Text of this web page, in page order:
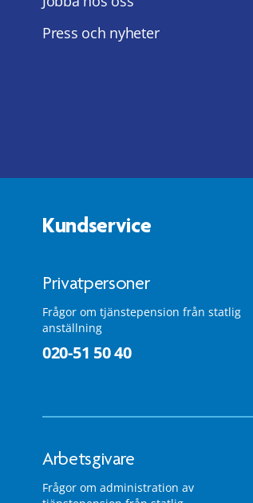
Press och nyheter
Kundservice
Privatpersoner
Frågor om tjänstepension från statlig
anställning
020-51 50 40
Arbetsgivare
Frågor om administration av